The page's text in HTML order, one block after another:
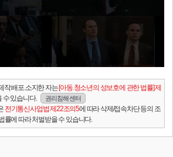
작.배포.소지한 자는[아동.청소년의 성보호에 관한 법률] 제
수 있습니다. 권리침해 센터
전기통신사업법 제22조의5에 따라 삭제/접속차단 등의 조
률에 따라 처벌받을 수 있습니다.